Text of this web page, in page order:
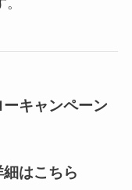
キャンペーン
はこちら